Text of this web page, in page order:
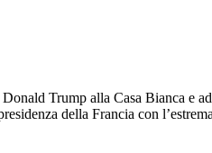
Trump alla Casa Bianca e
della Francia con